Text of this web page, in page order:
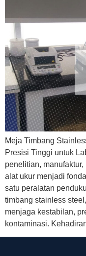
Meja Timbang
Presisi Tinggi untuk
penelitian,
alat ukur menjadi
satu peralatan
timbang stainless
menjaga kestabilan,
kontaminasi.